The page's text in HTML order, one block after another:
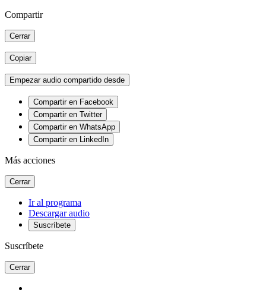
Compartir
Cerrar
Copiar
Empezar audio compartido desde
Compartir en Facebook
Compartir en Twitter
Compartir en WhatsApp
Compartir en LinkedIn
Más acciones
Cerrar
Ir al programa
Descargar audio
Suscríbete
Suscríbete
Cerrar